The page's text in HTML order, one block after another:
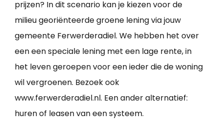
prijzen? In dit scenario kan je kiezen voor de
milieu georiënteerde groene lening via jouw
gemeente Ferwerderadiel. We hebben het over
een een speciale lening met een lage rente, in
het leven geroepen voor een ieder die de woning
wil vergroenen. Bezoek ook
www.ferwerderadiel.nl. Een ander alternatief:
huren of leasen van een systeem.